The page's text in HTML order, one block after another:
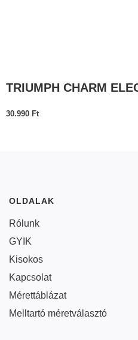
TRIUMPH CHARM
30.990 Ft
OLDALAK
Rólunk
GYIK
Kisokos
Kapcsolat
Mérettáblázat
Melltartó méretválasztó